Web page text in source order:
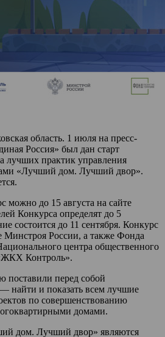
область. 1 июля на пресс-
Россия» был дан старт
лучших практик управления
«Лучший дом. Лучший двор».
можно до 15 августа на сайте
Конкурса определят до 5
состоится до 11 сентября. Конкурс
Минстроя России, а также Фонда
центра общественного
Контроль».
поставили перед собой
найти и показать всем лучшие
по совершенствованию
домами.
дом. Лучший двор» являются